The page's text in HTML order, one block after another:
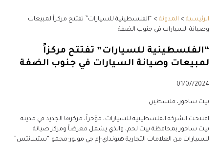
الرئيسية > المدونة >
“الفلسطينية للسيارات” تفتتح مركزاً لمبيعات
وصيانة السيارات في جنوب الضفة
“الفلسطينية للسيارات” تفتتح مركزاً
لمبيعات وصيانة السيارات في جنوب الضفة
01/07/2024
بيت ساحور، فلسطين
افتتحت الشركة الفلسطينية للسيارات، مؤخراً، مركزها الجديد في مدينة
بيت ساحور بمحافظة بيت لحم، والذي يشمل معرضاً ومركز صيانة
للسيارات من العلامات التجارية هيونداي-إم جي موتور-مجمو “ستيلانتس”